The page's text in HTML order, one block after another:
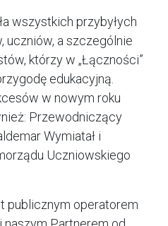
wszystkich przybyłych
uczniów, a szczególnie
którzy w „Łączności”
edukacyjną.
w nowym roku
Przewodniczący
Wymiatał i
Uczniowskiego
publicznym operatorem